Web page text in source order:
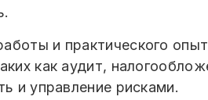
и практического
как аудит,
и управление рисками.